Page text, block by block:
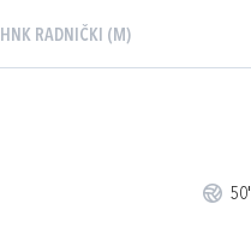
HNK RADNIČKI (M)
50'